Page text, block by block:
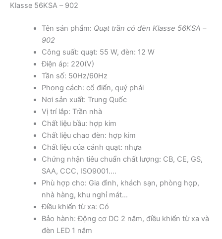
Klasse 56KSA – 902
Tên sản phẩm: Quạt trần có đèn Klasse 56KSA –
902
Công suất: quạt: 55 W, đèn: 12 W
Điện áp: 220(V)
Tần số: 50Hz/60Hz
Phong cách: cổ điển, quý phái
Nơi sản xuất: Trung Quốc
Vị trí lắp: Trần nhà
Chất liệu bầu: hợp kim
Chất liệu chao đèn: hợp kim
Chất liệu của cánh quạt: nhựa
Chứng nhận tiêu chuẩn chất lượng: CB, CE, GS,
SAA, CCC, ISO9001….
Phù hợp cho: Gia đình, khách sạn, phòng họp,
nhà hàng, khu nghỉ mát…
Điều khiển từ xa: Có
Bảo hành: Động cơ DC 2 năm, điều khiển từ xa và
đèn LED 1 năm